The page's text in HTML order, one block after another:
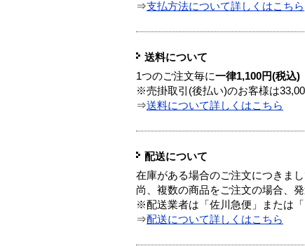
⇒支払方法について詳しくはこちら
送料について
1つのご注文毎に一律1,100円(税込)
※売掛取引(後払い)のお客様は
⇒送料について詳しくはこちら
配送について
在庫がある場合のご注文につきま
尚、複数の商品をご注文の場合、
※配送業者は「佐川急便」または
⇒配送について詳しくはこちら